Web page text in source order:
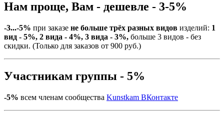
Нам проще, Вам - дешевле - 3-5%
-3...-5% при заказе не больше трёх разных видов изделий: 1
вид - 5%, 2 вида - 4%, 3 вида - 3%, больше 3 видов - без
скидки. (Только для заказов от 900 руб.)
Участникам группы - 5%
-5% всем членам сообщества Kunstkam ВКонтакте